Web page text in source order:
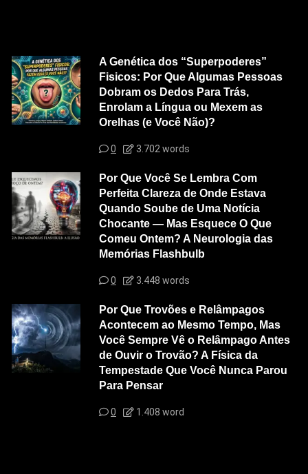
A Genética dos “Superpoderes”
Fisicos: Por Que Algumas Pessoas
Dobram os Dedos Para Trás,
Enrolam a Língua ou Mexem as
Orelhas (e Você Não)?
0 3.702 words
Por Que Você Se Lembra Com
Perfeita Clareza de Onde Estava
Quando Soube de Uma Notícia
Chocante — Mas Esquece O Que
Comeu Ontem? A Neurologia das
Memórias Flashbulb
0 3.448 words
Por Que Trovões e Relâmpagos
Acontecem ao Mesmo Tempo, Mas
Você Sempre Vê o Relâmpago Antes
de Ouvir o Trovão? A Física da
Tempestade Que Você Nunca Parou
Para Pensar
0 1.408 word